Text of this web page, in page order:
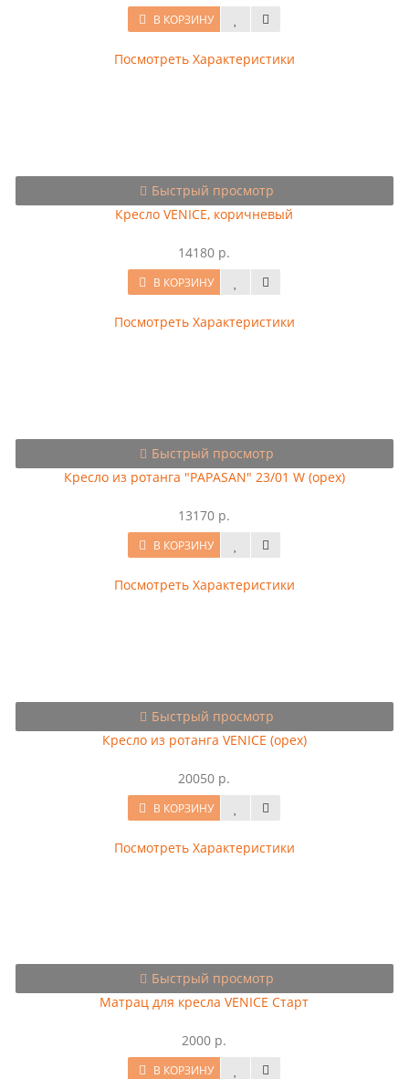
В КОРЗИНУ
Посмотреть Характеристики
Быстрый просмотр
Кресло VENICE, коричневый
14180 р.
В КОРЗИНУ
Посмотреть Характеристики
Быстрый просмотр
Кресло из ротанга "PAPASAN" 23/01 W (орех)
13170 р.
В КОРЗИНУ
Посмотреть Характеристики
Быстрый просмотр
Кресло из ротанга VENICE (орех)
20050 р.
В КОРЗИНУ
Посмотреть Характеристики
Быстрый просмотр
Матрац для кресла VENICE Старт
2000 р.
В КОРЗИНУ